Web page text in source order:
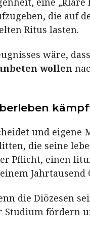
die auf
Ritus lasten.
wäre,
wollen
und eigene
die seine
Pflicht, einen
Jahrtausend
die Diözesen
Studium fördern